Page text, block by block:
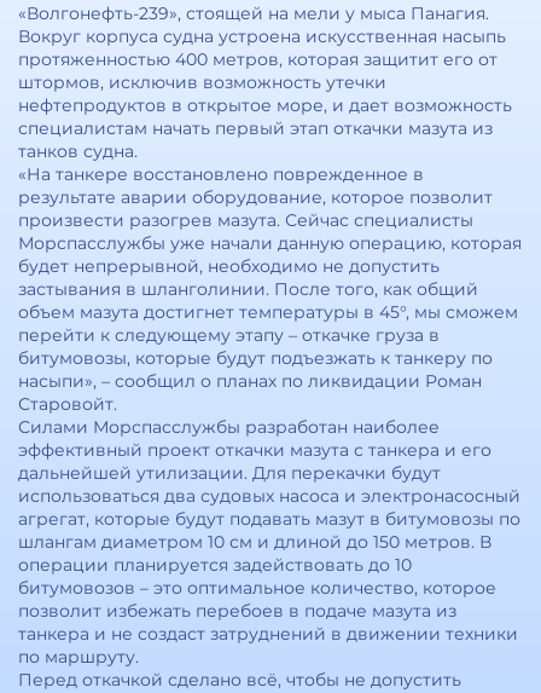
«Волгонефть-239», стоящей на мели у мыса Панагия.
Вокруг корпуса судна устроена искусственная насыпь
протяженностью 400 метров, которая защитит его от
штормов, исключив возможность утечки
нефтепродуктов в открытое море, и дает возможность
специалистам начать первый этап откачки мазута из
танков судна.
«На танкере восстановлено поврежденное в
результате аварии оборудование, которое позволит
произвести разогрев мазута. Сейчас специалисты
Морспасслужбы уже начали данную операцию, которая
будет непрерывной, необходимо не допустить
застывания в шланголинии. После того, как общий
объем мазута достигнет температуры в 45°, мы сможем
перейти к следующему этапу – откачке груза в
битумовозы, которые будут подъезжать к танкеру по
насыпи», – сообщил о планах по ликвидации Роман
Старовойт.
Силами Морспасслужбы разработан наиболее
эффективный проект откачки мазута с танкера и его
дальнейшей утилизации. Для перекачки будут
использоваться два судовых насоса и электронасосный
агрегат, которые будут подавать мазут в битумовозы по
шлангам диаметром 10 см и длиной до 150 метров. В
операции планируется задействовать до 10
битумовозов – это оптимальное количество, которое
позволит избежать перебоев в подаче мазута из
танкера и не создаст затруднений в движении техники
по маршруту.
Перед откачкой сделано всё, чтобы не допустить